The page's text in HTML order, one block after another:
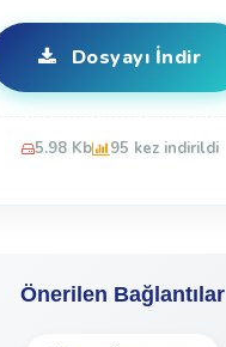
Dosyayı İndir
5.98 Kb 95 kez indirildi
Önerilen Bağlantılar